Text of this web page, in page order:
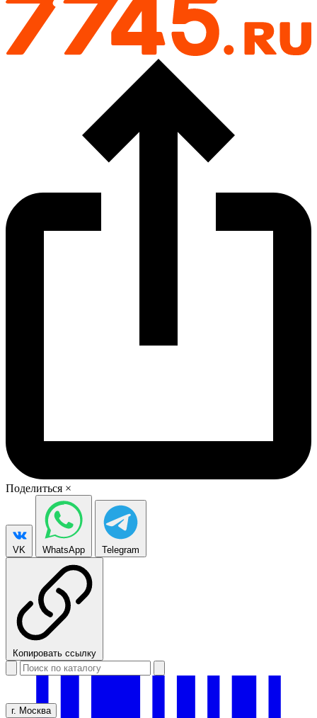
Поделиться ×
VK WhatsApp Telegram
Копировать ссылку